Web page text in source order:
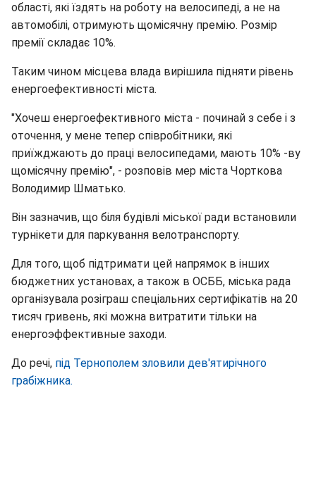
області, які їздять на роботу на велосипеді, а не на
автомобілі, отримують щомісячну премію. Розмір
премії складає 10%.
Таким чином місцева влада вирішила підняти рівень
енергоефективності міста.
"Хочеш енергоефективного міста - починай з себе і з
оточення, у мене тепер співробітники, які
приїжджають до праці велосипедами, мають 10% -ву
щомісячну премію", - розповів мер міста Чорткова
Володимир Шматько.
Він зазначив, що біля будівлі міської ради встановили
турнікети для паркування велотранспорту.
Для того, щоб підтримати цей напрямок в інших
бюджетних установах, а також в ОСББ, міська рада
організувала розіграш спеціальних сертифікатів на 20
тисяч гривень, які можна витратити тільки на
енергоэффективные заходи.
До речі, під Тернополем зловили дев'ятирічного
грабіжника.